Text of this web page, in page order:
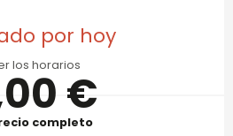
por hoy
los horarios
€
completo